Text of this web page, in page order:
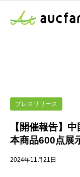
プレスリリース
【開催報告】
本商品600点展
2024年11月21日